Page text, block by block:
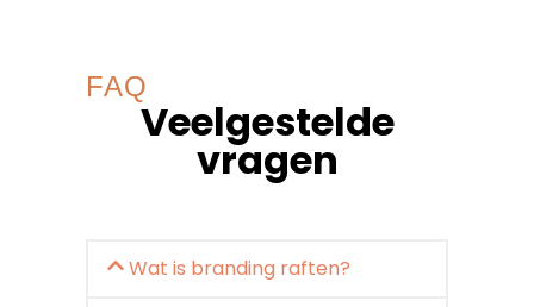
FAQ
Veelgestelde
vragen
Wat is branding raften?